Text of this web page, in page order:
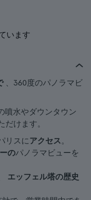
います
、360度のパノラマビ
噴水やダウンタウン
だけます。
リスにアクセス。
のパノラマビューを
エッフェル塔の歴史